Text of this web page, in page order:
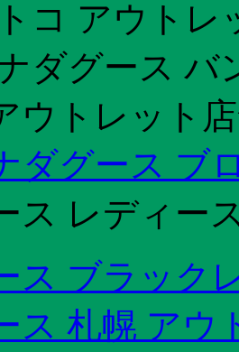
コ アウトレ
ダグース
ウトレット
ダグース ブ
ス レディー
ス ブラック
ス 札幌 アウ